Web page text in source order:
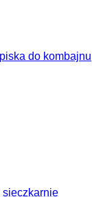
do kombajnu
sieczkarnie